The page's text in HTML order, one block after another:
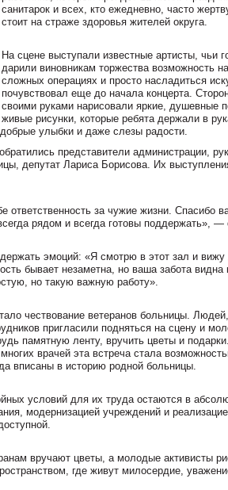
санитарок и всех, кто ежедневно, часто
стоит на страже здоровья жителей округа.
На сцене выступали известные артисты, чьи
дарили виновникам торжества возможность
сложных операциях и просто насладиться
почувствовал еще до начала концерта.
своими руками нарисовали яркие, душевные
живые рисунки, которые ребята держали в
улыбки и даже слезы радости.
представители администрации,
депутат Лариса Борисова. Их
за чужие жизни. Спасибо
рядом и всегда готовы поддержать», —
эмоций: «Я смотрю в этот зал и
бывает незаметна, но ваша забота видна
но такую важную работу».
чествование ветеранов больницы.
пригласили подняться на сцену и
памятную ленту, вручить цветы и
врачей эта встреча стала
вписаны в историю родной больницы.
условий для их труда остаются в
модернизацией учреждений и
вручают цветы, а молодые активисты
где живут милосердие,